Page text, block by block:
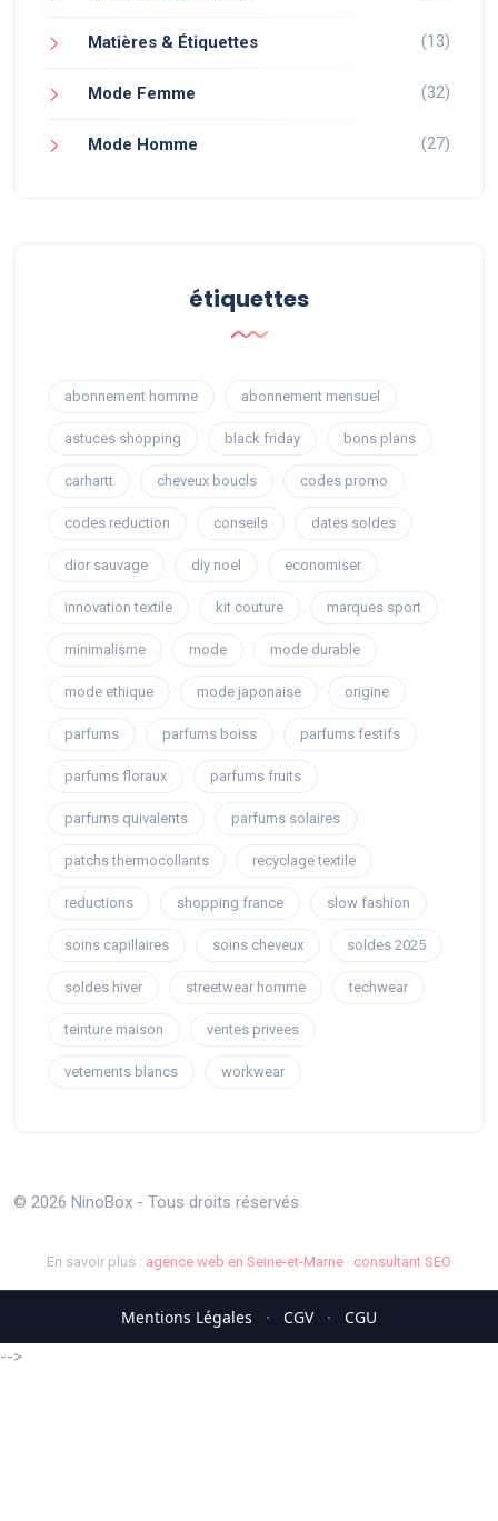
Matières & Étiquettes (13)
Mode Femme (32)
Mode Homme (27)
étiquettes
abonnement homme abonnement mensuel
astuces shopping black friday bons plans
carhartt cheveux boucls codes promo
codes reduction conseils dates soldes
dior sauvage diy noel economiser
innovation textile kit couture marques sport
minimalisme mode mode durable
mode ethique mode japonaise origine
parfums parfums boiss parfums festifs
parfums floraux parfums fruits
parfums quivalents parfums solaires
patchs thermocollants recyclage textile
reductions shopping france slow fashion
soins capillaires soins cheveux soldes 2025
soldes hiver streetwear homme techwear
teinture maison ventes privees
vetements blancs workwear
© 2026 NinoBox - Tous droits réservés
En savoir plus : agence web en Seine-et-Marne · consultant SEO
Mentions Légales · CGV · CGU
-->